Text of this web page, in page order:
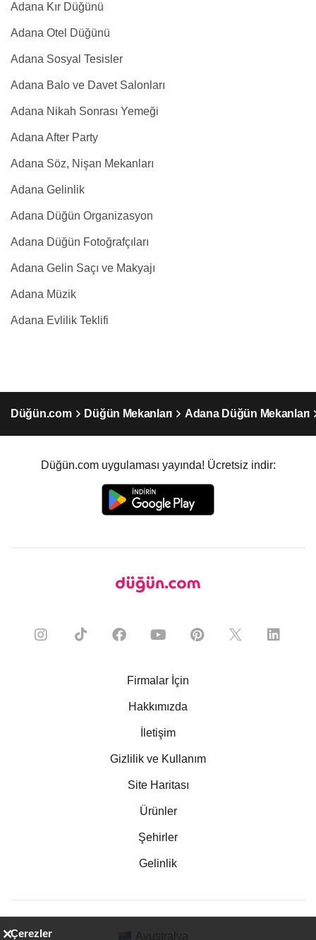
Adana Kır Düğünü
Adana Otel Düğünü
Adana Sosyal Tesisler
Adana Balo ve Davet Salonları
Adana Nikah Sonrası Yemeği
Adana After Party
Adana Söz, Nişan Mekanları
Adana Gelinlik
Adana Düğün Organizasyon
Adana Düğün Fotoğrafçıları
Adana Gelin Saçı ve Makyajı
Adana Müzik
Adana Evlilik Teklifi
Düğün.com Düğün Mekanları Adana Düğün Mekanları
Düğün.com uygulaması yayında! Ücretsiz indir:
Firmalar İçin
Hakkımızda
İletişim
Gizlilik ve Kullanım
Site Haritası
Ürünler
Şehirler
Gelinlik
Çerezler